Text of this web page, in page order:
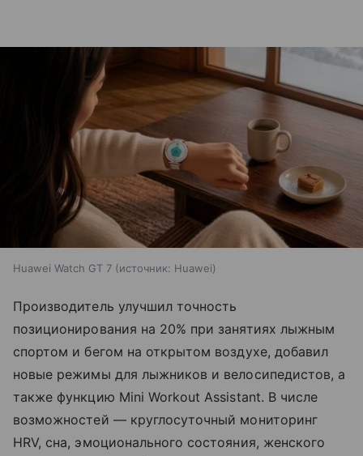
Huawei Watch GT 7 источник: Huawei
Производитель улучшил точность
позиционирования на 20% при занятиях лыжным
спортом и бегом на открытом воздухе, добавил
новые режимы для лыжников и велосипедистов, а
также функцию Mini Workout Assistant. В числе
возможностей — круглосуточный мониторинг
HRV, сна, эмоционального состояния, женского